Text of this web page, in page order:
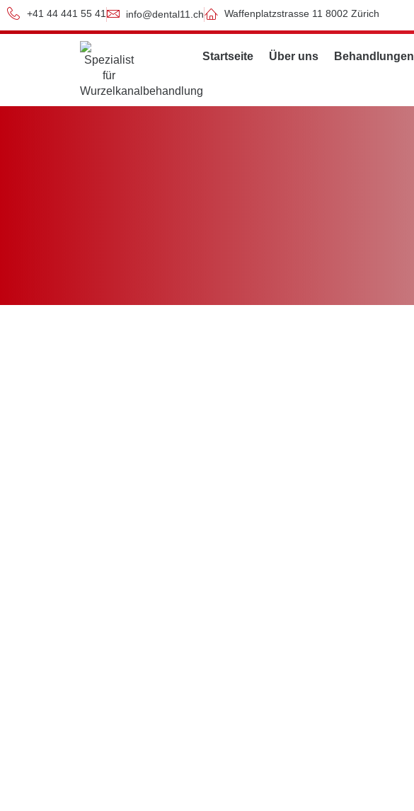
+41 44 441 55 41 info@dental11.ch Waffenplatzstrasse 11 8002 Zürich
Startseite Über uns Behandlungen